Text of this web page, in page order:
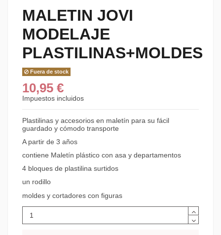
MALETIN JOVI
MODELAJE
PLASTILINAS+MOLDES
Fuera de stock
10,95 €
Impuestos incluidos
Plastilinas y accesorios en maletín para su fácil
guardado y cómodo transporte
A partir de 3 años
contiene Maletín plástico con asa y departamentos
4 bloques de plastilina surtidos
un rodillo
moldes y cortadores con figuras